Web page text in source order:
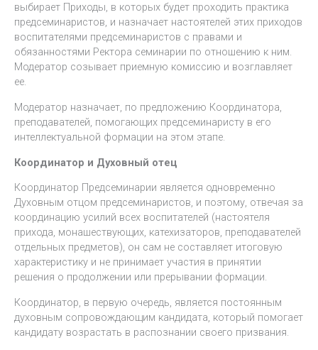
выбирает Приходы, в которых будет проходить практика
предсеминаристов, и назначает настоятелей этих приходов
воспитателями предсеминаристов с правами и
обязанностями Ректора семинарии по отношению к ним.
Модератор созывает приемную комиссию и возглавляет
ее.
Модератор назначает, по предложению Координатора,
преподавателей, помогающих предсеминаристу в его
интеллектуальной формации на этом этапе.
Координатор и Духовный отец
Координатор Предсеминарии является одновременно
Духовным отцом предсеминаристов, и поэтому, отвечая за
координацию усилий всех воспитателей (настоятеля
прихода, монашествующих, катехизаторов, преподавателей
отдельных предметов), он сам не составляет итоговую
характеристику и не принимает участия в принятии
решения о продолжении или прерывании формации.
Координатор, в первую очередь, является постоянным
духовным сопровождающим кандидата, который помогает
кандидату возрастать в распознании своего призвания.